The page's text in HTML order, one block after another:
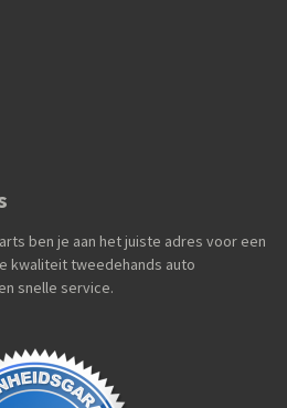
ben je aan het juiste adres voor een
kwaliteit tweedehands auto
snelle service.